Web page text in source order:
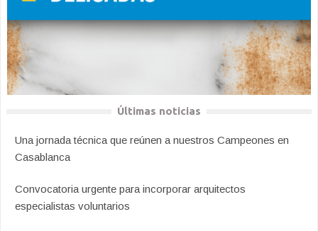
Últimas noticias
Una jornada técnica que reúnen a nuestros Campeones en
Casablanca
Convocatoria urgente para incorporar arquitectos
especialistas voluntarios